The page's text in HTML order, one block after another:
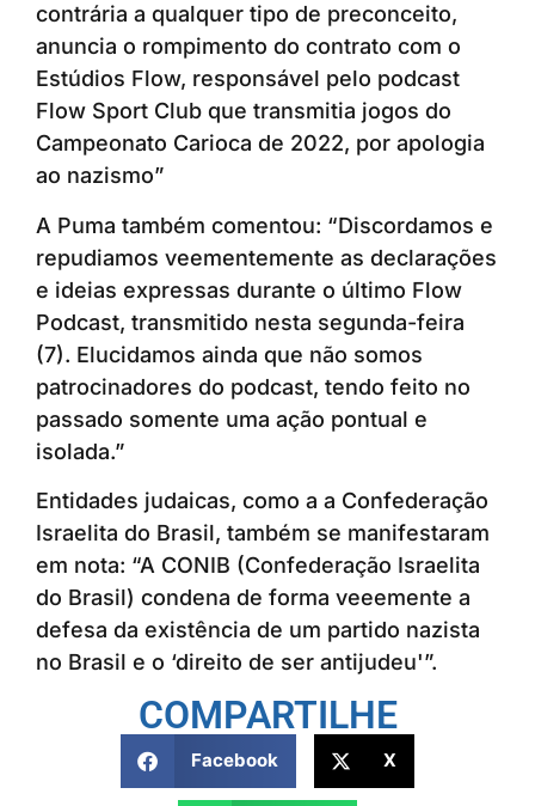
contrária a qualquer tipo de preconceito,
anuncia o rompimento do contrato com o
Estúdios Flow, responsável pelo podcast
Flow Sport Club que transmitia jogos do
Campeonato Carioca de 2022, por apologia
ao nazismo”
A Puma também comentou: “Discordamos e
repudiamos veementemente as declarações
e ideias expressas durante o último Flow
Podcast, transmitido nesta segunda-feira
(7). Elucidamos ainda que não somos
patrocinadores do podcast, tendo feito no
passado somente uma ação pontual e
isolada.”
Entidades judaicas, como a a Confederação
Israelita do Brasil, também se manifestaram
em nota: “A CONIB (Confederação Israelita
do Brasil) condena de forma veeemente a
defesa da existência de um partido nazista
no Brasil e o ‘direito de ser antijudeu'”.
COMPARTILHE
Facebook X